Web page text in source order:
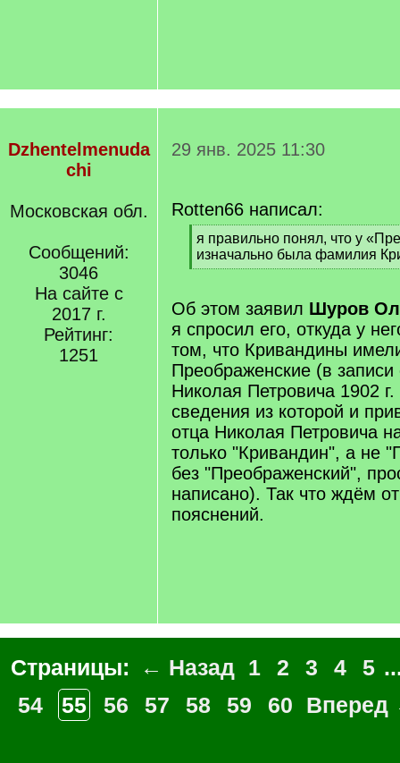
Dzhentelmenuda
chi
Московская обл.
Сообщений:
3046
На сайте с
2017 г.
Рейтинг:
1251
29 янв. 2025 11:30
Rotten66 написал:
[
q
]
я правильно понял, что у
изначально была фамилия
[
q
Об этом заявил Шуров
я спросил его, откуда у
том, что Кривандины
Преображенские (в
Николая Петровича 1902
сведения из которой и
отца Николая Петровича
только "Кривандин", а не
без "Преображенский",
написано). Так что ждём
пояснений.
Страницы: ← Назад 1 2 3 4 5
54
55 56 57 58 59 60 Вперед